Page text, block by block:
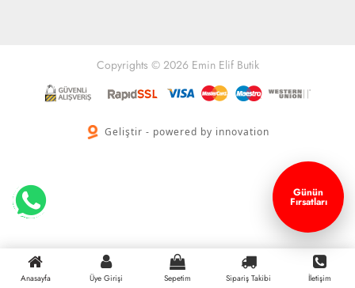
Copyrights © 2026 Emin Elif Butik
Geliştir - powered by innovation
Anasayfa Üye Girişi Sepetim Sipariş Takibi İletişim
Günün
Fırsatları